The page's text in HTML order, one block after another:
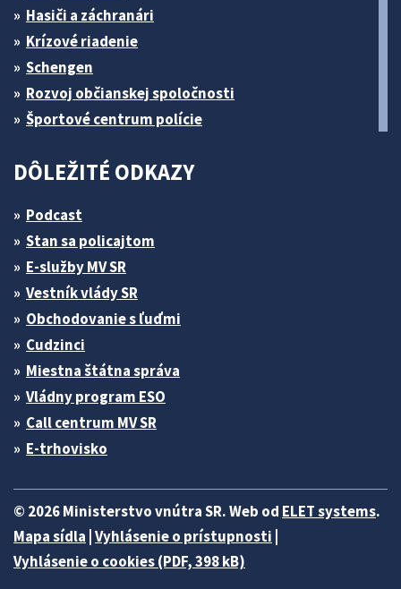
Hasiči a záchranári
Krízové riadenie
Schengen
Rozvoj občianskej spoločnosti
Športové centrum polície
DÔLEŽITÉ ODKAZY
Podcast
Stan sa policajtom
E-služby MV SR
Vestník vlády SR
Obchodovanie s ľuďmi
Cudzinci
Miestna štátna správa
Vládny program ESO
Call centrum MV SR
E-trhovisko
© 2026 Ministerstvo vnútra SR. Web od ELET systems.
Mapa sídla Vyhlásenie o prístupnosti
Vyhlásenie o cookies (PDF, 398 kB)